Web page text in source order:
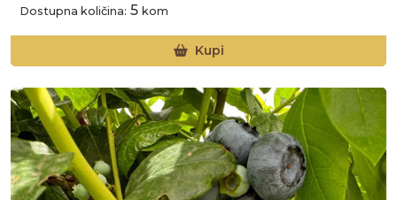
Dostupna količina: 5 kom
Kupi